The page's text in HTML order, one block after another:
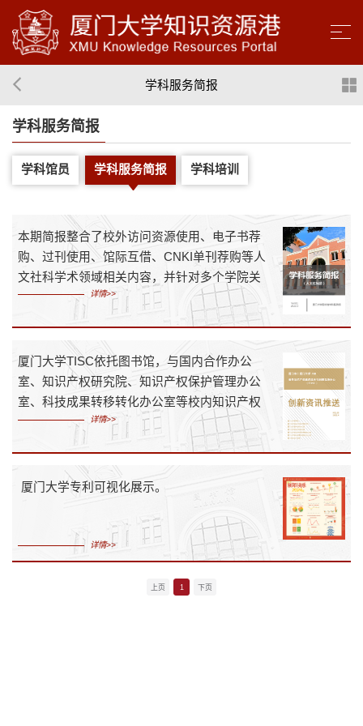
学科服务简报
学科服务简报
学科馆员 学科服务简报 学科培训
本期简报整合了校外访问资源使用、电子书荐
购、过刊使用、馆际互借、CNKI单刊荐购等人
文社科学术领域相关内容，并针对多个学院关
注的问题提供针对性较强的学科信息支持，如
电影学院、人文学院、马克思主义学院、法学
院、新闻传播学院、经济学院、管理学院等。
详情>>
厦门大学TISC依托图书馆，与国内合作办公
室、知识产权研究院、知识产权保护管理办公
室、科技成果转移转化办公室等校内知识产权
相关部门联合厦门市知识产权局共同发布《创
新资讯推送》，旨在宣传与地方公众相关的知
识产权法规、政策及最新资讯，引导公众保护
和合理运用知识产权，加速区域创新。
详情>>
厦门大学专利可视化展示。
详情>>
上页 1 下页